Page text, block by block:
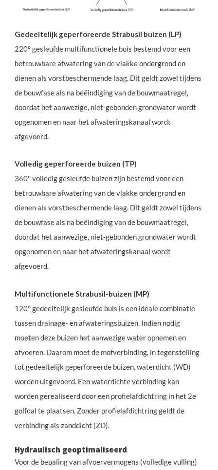
Gedeeltelijk geperforeerde Strabusil buizen (LP)
220° gesleufde multifunctionele buis bestemd voor een
betrouwbare afwatering van de vlakke ondergrond en
dienen als vorstbeschermende laag. Dit geldt zowel tijdens
de bouwfase als na beëindiging van de bouwmaatregel,
doordat het aanwezige, niet-gebonden grondwater wordt
opgenomen en naar het afwateringskanaal wordt
afgevoerd.
Volledig geperforeerde buizen (TP)
360° volledig gesleufde buizen zijn bestemd voor een
betrouwbare afwatering van de vlakke ondergrond en
dienen als vorstbeschermende laag. Dit geldt zowel tijdens
de bouwfase als na beëindiging van de bouwmaatregel,
doordat het aanwezige, niet-gebonden grondwater wordt
opgenomen en naar het afwateringskanaal wordt
afgevoerd.
Multifunctionele Strabusil-buizen (MP)
120° gedeeltelijk gesleufde buis is een ideale combinatie
tussen drainage- en afwateringsbuizen. Indien nodig
moeten deze buizen het aanwezige water opnemen en
afvoeren. Daarom moet de mofverbinding, in tegenstelling
tot gedeeltelijk geperforeerde buizen, waterdicht (WD)
worden uitgevoerd. Een waterdichte verbinding kan
worden gerealiseerd door een profielafdichtring in het 2e
golfdal te plaatsen. Zonder profielafdichtring geldt de
verbinding als zanddicht (ZD).
Hydraulisch geoptimaliseerd
Voor de bepaling van afvoervermogens (volledige vulling)